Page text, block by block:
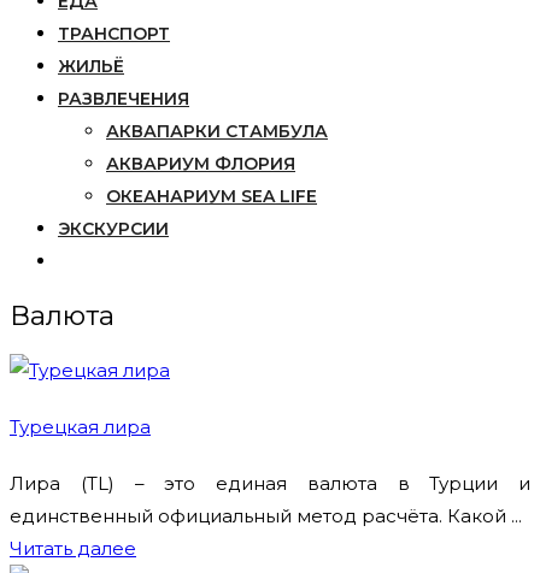
ТРАНСПОРТ
ЖИЛЬЁ
РАЗВЛЕЧЕНИЯ
АКВАПАРКИ СТАМБУЛА
АКВАРИУМ ФЛОРИЯ
ОКЕАНАРИУМ SEA LIFE
ЭКСКУРСИИ
Валюта
Турецкая лира
Лира (TL) – это единая валюта в Турции и
единственный официальный метод расчёта. Какой ...
Читать далее